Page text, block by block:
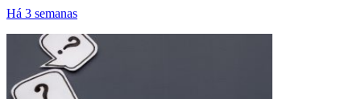
Há 3 semanas